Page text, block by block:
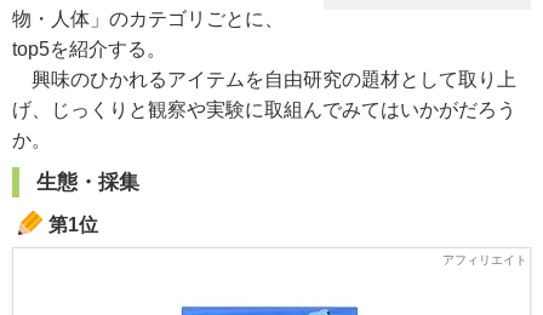
物・人体」のカテゴリごとに、
top5を紹介する。
興味のひかれるアイテムを自由研究の題材として取り上
げ、じっくりと観察や実験に取組んでみてはいかがだろう
か。
生態・採集
第1位